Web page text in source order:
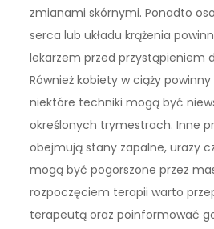
zmianami skórnymi. Ponadto
serca lub układu krążenia
lekarzem przed przystąpieniem
Również kobiety w ciąży
niektóre techniki mogą być
określonych trymestrach. Inne
obejmują stany zapalne, urazy
mogą być pogorszone przez
rozpoczęciem terapii warto
terapeutą oraz poinformować